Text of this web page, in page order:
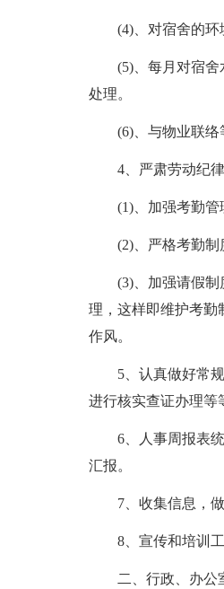
(4)、对宿舍的环
(5)、每月对宿
处理。
(6)、与物业联络
4、严肃劳动纪律
(1)、加强考勤管
(2)、严格考勤制
(3)、加强请假
理，这样即维护考勤
作风。
5、认真做好常
进行核实查证办理等
6、人事周报表
汇报。
7、收集信息，
8、宣传和培训
二、行政、办公